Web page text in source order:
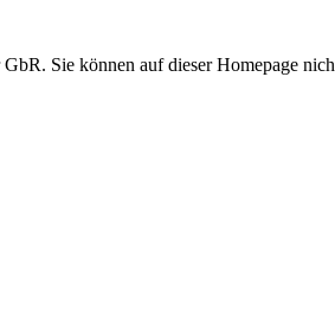
Sie können auf dieser Homepage